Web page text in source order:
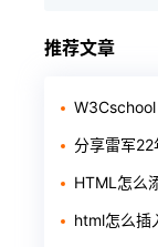
推荐文章
W3Cschool
分享雷军22
HTML怎么
html怎么插